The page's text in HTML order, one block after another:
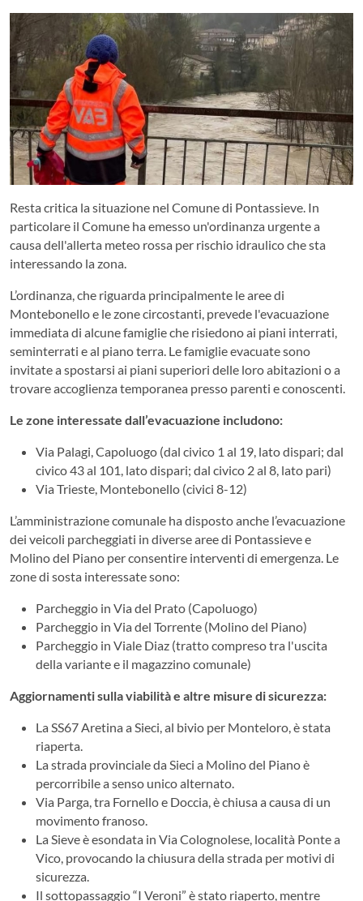
Resta critica la situazione nel Comune di Pontassieve. In
particolare il Comune ha emesso un'ordinanza urgente a
causa dell'allerta meteo rossa per rischio idraulico che sta
interessando la zona.
L’ordinanza, che riguarda principalmente le aree di
Montebonello e le zone circostanti, prevede l'evacuazione
immediata di alcune famiglie che risiedono ai piani interrati,
seminterrati e al piano terra. Le famiglie evacuate sono
invitate a spostarsi ai piani superiori delle loro abitazioni o a
trovare accoglienza temporanea presso parenti e conoscenti.
Le zone interessate dall’evacuazione includono:
Via Palagi, Capoluogo (dal civico 1 al 19, lato dispari; dal
civico 43 al 101, lato dispari; dal civico 2 al 8, lato pari)
Via Trieste, Montebonello (civici 8-12)
L’amministrazione comunale ha disposto anche l’evacuazione
dei veicoli parcheggiati in diverse aree di Pontassieve e
Molino del Piano per consentire interventi di emergenza. Le
zone di sosta interessate sono:
Parcheggio in Via del Prato (Capoluogo)
Parcheggio in Via del Torrente (Molino del Piano)
Parcheggio in Viale Diaz (tratto compreso tra l'uscita
della variante e il magazzino comunale)
Aggiornamenti sulla viabilità e altre misure di sicurezza:
La SS67 Aretina a Sieci, al bivio per Monteloro, è stata
riaperta.
La strada provinciale da Sieci a Molino del Piano è
percorribile a senso unico alternato.
Via Parga, tra Fornello e Doccia, è chiusa a causa di un
movimento franoso.
La Sieve è esondata in Via Colognolese, località Ponte a
Vico, provocando la chiusura della strada per motivi di
sicurezza.
Il sottopassaggio “I Veroni” è stato riaperto, mentre